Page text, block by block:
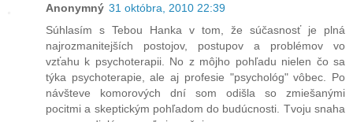
Anonymný 31 októbra, 2010 22:39
Súhlasím s Tebou Hanka v tom, že súčasnosť je plná
najrozmanitejších postojov, postupov a problémov vo
vzťahu k psychoterapii. No z môjho pohľadu nielen čo sa
týka psychoterapie, ale aj profesie "psychológ" vôbec. Po
návšteve komorových dní som odišla so zmiešanými
pocitmi a skeptickým pohľadom do budúcnosti. Tvoju snaha